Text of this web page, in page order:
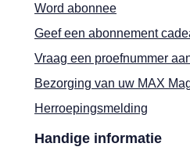
Word abonnee
Geef een abonnement
Vraag een proefnummer
Bezorging van uw MAX
Herroepingsmelding
Handige informatie